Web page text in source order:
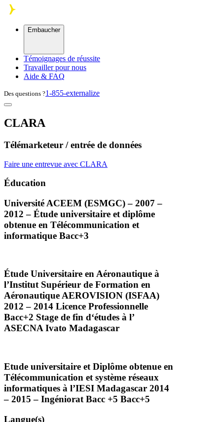
Skip to main content
Embaucher
Témoignages de réussite
Travailler pour nous
Aide & FAQ
Des questions ?1-855-externalize
CLARA
Télémarketeur / entrée de données
Faire une entrevue avec CLARA
Éducation
Université ACEEM (ESMGC) – 2007 –
2012 – Étude universitaire et diplôme
obtenue en Télécommunication et
informatique Bacc+3
Étude Universitaire en Aéronautique à
l’Institut Supérieur de Formation en
AéronautiqueAEROVISION (ISFAA)
2012 – 2014 Licence Professionnelle
Bacc+2 Stage de fin d‘études à l’
ASECNAIvato Madagascar
Etude universitaire et Diplôme obtenue en
Télécommunication et système réseaux
informatiques à l’IESI Madagascar 2014
– 2015 – Ingéniorat Bacc +5 Bacc+5
Langue(s)